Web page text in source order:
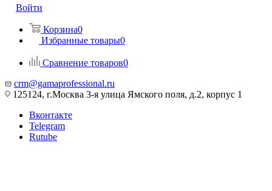
Войти
Корзина0
Избранные товары0
Сравнение товаров0
crm@gamaprofessional.ru
125124, г.Москва 3-я улица Ямского поля, д.2, корпус 1
Вконтакте
Telegram
Rutube